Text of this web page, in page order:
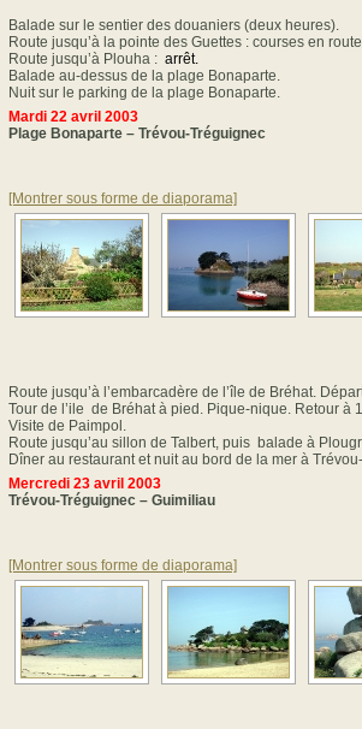
Balade sur le sentier des douaniers (deux heures).
Route jusqu’à la pointe des Guettes : courses en
Route jusqu’à Plouha : arrêt.
Balade au-dessus de la plage Bonaparte.
Nuit sur le parking de la plage Bonaparte.
Mardi 22 avril 2003
Plage Bonaparte – Trévou-Tréguignec
[Montrer sous forme de diaporama]
Route jusqu’à l’embarcadère de l’île de Bréhat.
Tour de l’ile de Bréhat à pied. Pique-nique. Retour à
Visite de Paimpol.
Route jusqu’au sillon de Talbert, puis balade à
Dîner au restaurant et nuit au bord de la mer à
Mercredi 23 avril 2003
Trévou-Tréguignec – Guimiliau
[Montrer sous forme de diaporama]